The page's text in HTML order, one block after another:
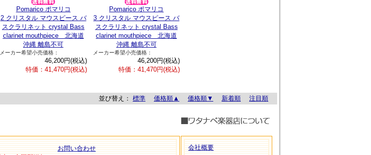
Pomarico ポマリコ
2 クリスタル マウスピース バ
スクラリネット crystal Bass
clarinet mouthpiece 北海道
沖縄 離島不可
メーカー希望小売価格：
46,200円(税込)
特価：41,470円(税込)
Pomarico ポマリコ
3 クリスタル マウスピース バ
スクラリネット crystal Bass
clarinet mouthpiece 北海道
沖縄 離島不可
メーカー希望小売価格：
46,200円(税込)
特価：41,470円(税込)
並び替え： 標準 価格順▲ 価格順▼ 新着順 注目順
お問い合わせ 会社概要